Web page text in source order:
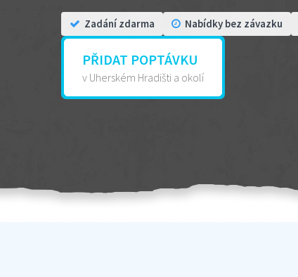
Zadání zdarma Nabídky bez závazku
PŘIDAT POPTÁVKU
v Uherském Hradišti a okolí